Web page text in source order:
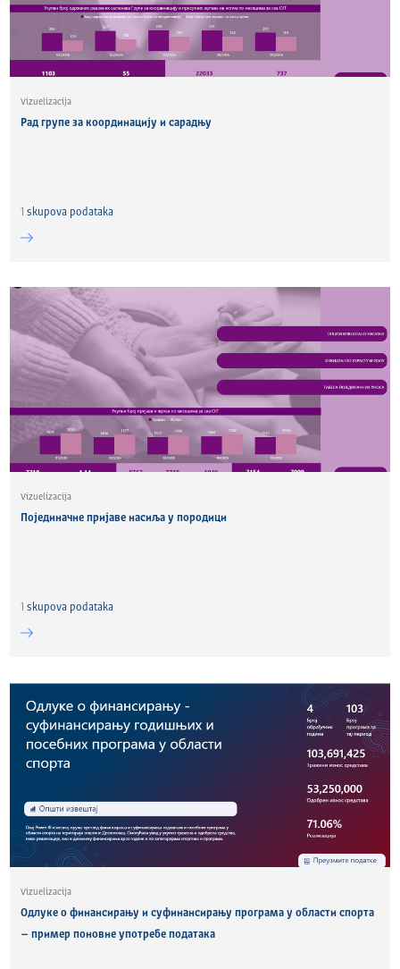
Vizuelizacija
Рад групе за координацију и сарадњу
1 skupova podataka
Vizuelizacija
Појединачне пријаве насиља у породици
1 skupova podataka
Vizuelizacija
Одлуке о финансирању и суфинансирању програма у области спорта
– пример поновне употребе података